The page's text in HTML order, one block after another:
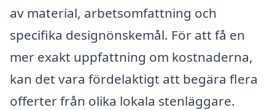
av material, arbetsomfattning och
specifika designönskemål. För att få en
mer exakt uppfattning om kostnaderna,
kan det vara fördelaktigt att begära flera
offerter från olika lokala stenläggare.